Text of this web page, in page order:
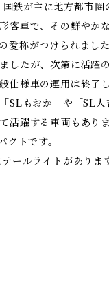
鉄が主に地方都市圏
客車で、その鮮やか
愛称がつけられました
したが、次第に活躍
仕様車の運用は終了し
SLもおか」や「SL
活躍する車両もあり
クトです。
ールライトがありま